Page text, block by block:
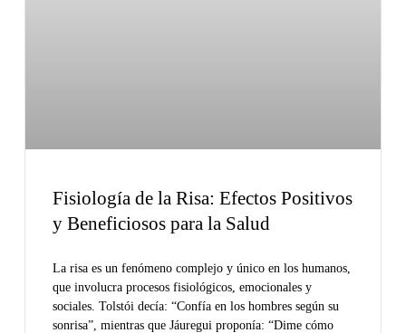
Fisiología de la Risa: Efectos Positivos
y Beneficiosos para la Salud
La risa es un fenómeno complejo y único en los humanos,
que involucra procesos fisiológicos, emocionales y
sociales. Tolstói decía: “Confía en los hombres según su
sonrisa”, mientras que Jáuregui proponía: “Dime cómo